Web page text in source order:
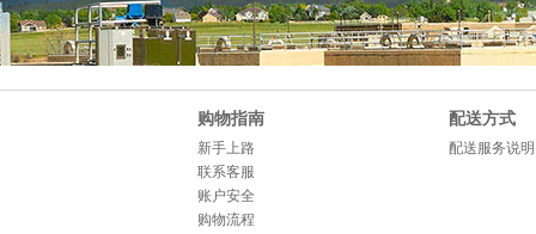
购物指南
新手上路
联系客服
账户安全
购物流程
配送方式
配送服务说明